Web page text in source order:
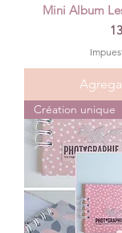
Mini Album
Création unique